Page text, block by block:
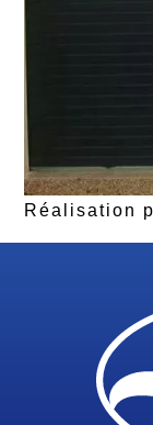
Réalisation